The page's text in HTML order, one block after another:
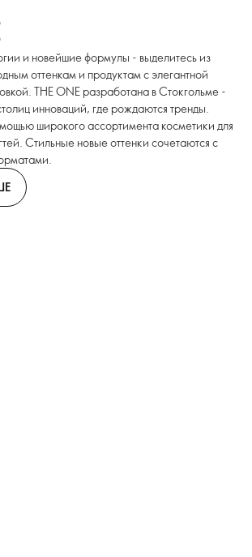
и новейшие формулы - выделитесь из
оттенкам и продуктам с элегантной
THE ONE разработана в Стокгольме -
инноваций, где рождаются тренды.
широкого ассортимента косметики для
Стильные новые оттенки сочетаются с